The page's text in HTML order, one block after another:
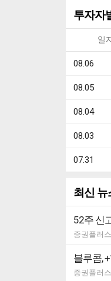
투자자
일
08.06
08.05
08.04
08.03
07.31
최신 뉴
52주 신
증권플러스
블루콤,
증권플러스